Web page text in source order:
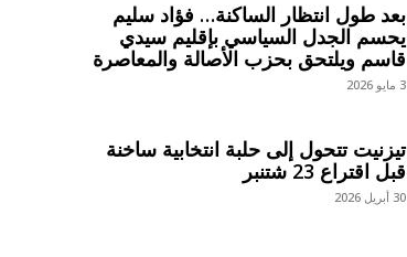
بعد طول انتظار الساكنة… فؤاد سليم
يحسم الجدل السياسي بإقليم سيدي
قاسم ويلتحق بحزب الأصالة والمعاصرة
3 مايو 2026
تيزنيت تتحول إلى حلبة انتخابية ساخنة
قبل اقتراع 23 شتنبر
30 أبريل 2026